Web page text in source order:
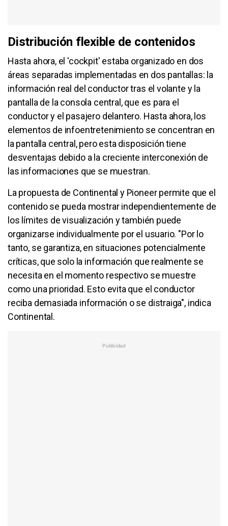
Distribución flexible de contenidos
Hasta ahora, el 'cockpit' estaba organizado en dos
áreas separadas implementadas en dos pantallas: la
información real del conductor tras el volante y la
pantalla de la consola central, que es para el
conductor y el pasajero delantero. Hasta ahora, los
elementos de infoentretenimiento se concentran en
la pantalla central, pero esta disposición tiene
desventajas debido a la creciente interconexión de
las informaciones que se muestran.
La propuesta de Continental y Pioneer permite que el
contenido se pueda mostrar independientemente de
los límites de visualización y también puede
organizarse individualmente por el usuario. "Por lo
tanto, se garantiza, en situaciones potencialmente
críticas, que solo la información que realmente se
necesita en el momento respectivo se muestre
como una prioridad. Esto evita que el conductor
reciba demasiada información o se distraiga", indica
Continental.